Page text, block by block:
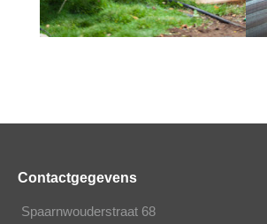
Contactgegevens
Spaarnwouderstraat 68